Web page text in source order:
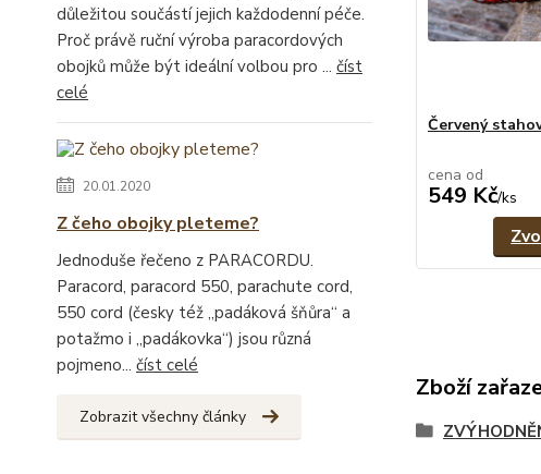
důležitou součástí jejich každodenní péče.
Proč právě ruční výroba paracordových
obojků může být ideální volbou pro ... číst
celé
20.01.2020
Z čeho obojky pleteme?
Jednoduše řečeno z PARACORDU.
Paracord, paracord 550, parachute cord,
550 cord (česky též „padáková šňůra“ a
potažmo i „padákovka“) jsou různá
pojmeno... číst celé
Zobrazit všechny články
Červený
cena od
549 Kč/ks
Zboží